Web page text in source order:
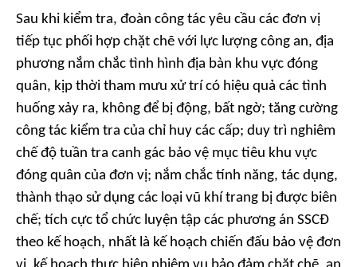
Sau khi kiểm tra, đoàn công tác yêu cầu các đơn vị
tiếp tục phối hợp chặt chẽ với lực lượng công an, địa
phương nắm chắc tình hình địa bàn khu vực đóng
quân, kịp thời tham mưu xử trí có hiệu quả các tình
huống xảy ra, không để bị động, bất ngờ; tăng cường
công tác kiểm tra của chỉ huy các cấp; duy trì nghiêm
chế độ tuần tra canh gác bảo vệ mục tiêu khu vực
đóng quân của đơn vị; nắm chắc tính năng, tác dụng,
thành thạo sử dụng các loại vũ khí trang bị được biên
chế; tích cực tổ chức luyện tập các phương án SSCĐ
theo kế hoạch, nhất là kế hoạch chiến đấu bảo vệ đơn